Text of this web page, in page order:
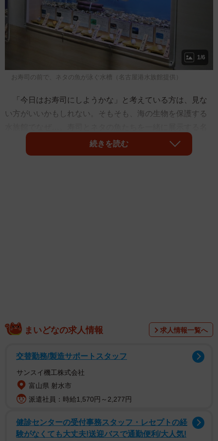
1/6
お寿司の前で、ネタの魚が泳ぐ水槽（名古屋港水族館提供）
「今日はお寿司にしようかな」と考えている方は、見な
い方がいいかもしれない。そもそも、海の生物を保護する
古屋港水族館（名古屋市）の企画展が、「サイコパスぎり
ぎり」と話題を呼んでいる。職員自ら調理を手掛けた創作
司のいろいろ～」（６月２日まで）。寿司ネタを扱ったの
は２７年の歴史で初めてといい、「これまで魚やウミガ
メ、ペンギンなど愛らしさや不思議さなどをクローズアッ
プした企画をしてきたんですが、やり尽くした感があり、
画しました」と担当職員。のれんをくぐると六つのコーナ
ーがあり、マダイやシマアジ、スズキなどが泳ぐ水槽の前
続きを読む
まいどなの求人情報 求人情報一覧へ
交替勤務/製造サポートスタッフ
サンスイ機工株式会社
富山県 射水市
派遣社員：時給1,570円～2,277円
健診センターの受付事務スタッフ・レセプトの経
験がなくても大丈夫!送迎バスで通勤便利/大人気!